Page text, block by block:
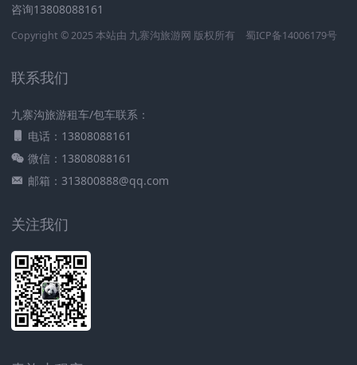
咨询13808088161
Copyright © 2025 本站由 九寨沟旅游网 版权所有 蜀ICP备14006179号
联系我们
九寨沟旅游租车/包车联系：
电话：13808088161
微信：13808088161
邮箱：313800888@qq.com
关注我们